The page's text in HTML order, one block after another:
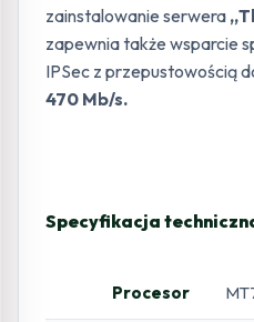
zainstalowanie serwera
zapewnia także wsparcie
IPSec z przepustowością
470 Mb/s.
Specyfikacja
Procesor